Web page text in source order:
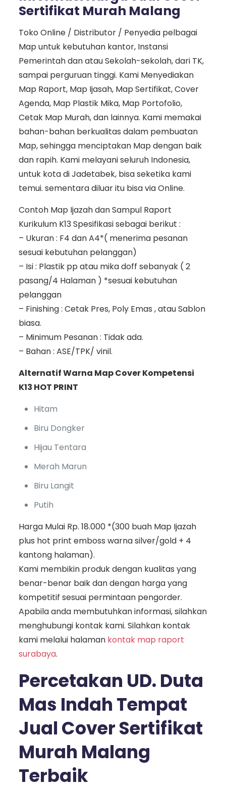
Sertifikat Murah Malang
Toko Online / Distributor / Penyedia pelbagai
Map untuk kebutuhan kantor, Instansi
Pemerintah dan atau Sekolah-sekolah, dari TK,
sampai perguruan tinggi. Kami Menyediakan
Map Raport, Map Ijasah, Map Sertifikat, Cover
Agenda, Map Plastik Mika, Map Portofolio,
Cetak Map Murah, dan lainnya. Kami memakai
bahan-bahan berkualitas dalam pembuatan
Map, sehingga menciptakan Map dengan baik
dan rapih. Kami melayani seluruh Indonesia,
untuk kota di Jadetabek, bisa seketika kami
temui. sementara diluar itu bisa via Online.
Contoh Map Ijazah dan Sampul Raport
Kurikulum K13 Spesifikasi sebagai berikut :
– Ukuran : F4 dan A4*( menerima pesanan
sesuai kebutuhan pelanggan)
– Isi : Plastik pp atau mika doff sebanyak ( 2
pasang/4 Halaman ) *sesuai kebutuhan
pelanggan
– Finishing : Cetak Pres, Poly Emas , atau Sablon
biasa.
– Minimum Pesanan : Tidak ada.
– Bahan : ASE/TPK/ vinil.
Alternatif Warna Map Cover Kompetensi
K13 HOT PRINT
Hitam
Biru Dongker
Hijau Tentara
Merah Marun
Biru Langit
Putih
Harga Mulai Rp. 18.000 *(300 buah Map Ijazah
plus hot print emboss warna silver/gold + 4
kantong halaman).
Kami membikin produk dengan kualitas yang
benar-benar baik dan dengan harga yang
kompetitif sesuai permintaan pengorder.
Apabila anda membutuhkan informasi, silahkan
menghubungi kontak kami. Silahkan kontak
kami melalui halaman kontak map raport
surabaya.
Percetakan UD. Duta
Mas Indah Tempat
Jual Cover Sertifikat
Murah Malang
Terbaik